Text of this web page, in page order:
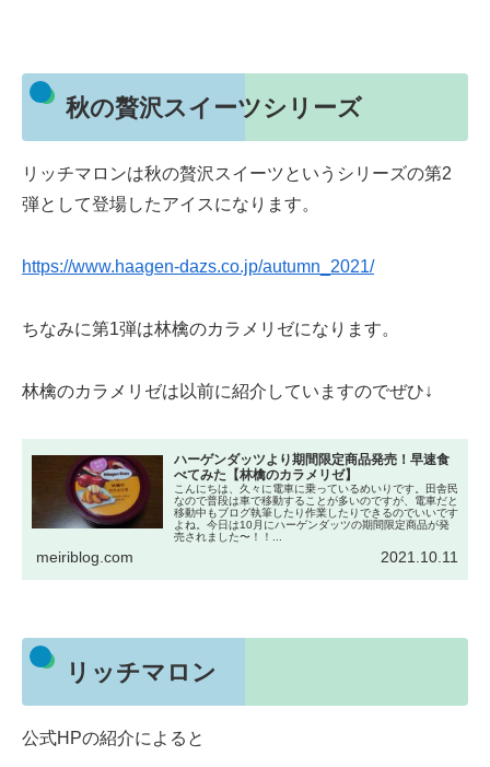
秋の贅沢スイーツシリーズ
リッチマロンは秋の贅沢スイーツというシリーズの第2
弾として登場したアイスになります。
https://www.haagen-dazs.co.jp/autumn_2021/
ちなみに第1弾は林檎のカラメリゼになります。
林檎のカラメリゼは以前に紹介していますのでぜひ↓
ハーゲンダッツより期間限定商品発売！早速食
べてみた【林檎のカラメリゼ】
こんにちは、久々に電車に乗っているめいりです。田舎民
なので普段は車で移動することが多いのですが、電車だと
移動中もブログ執筆したり作業したりできるのでいいです
よね。今日は10月にハーゲンダッツの期間限定商品が発
売されました〜！！...
meiriblog.com 2021.10.11
リッチマロン
公式HPの紹介によると